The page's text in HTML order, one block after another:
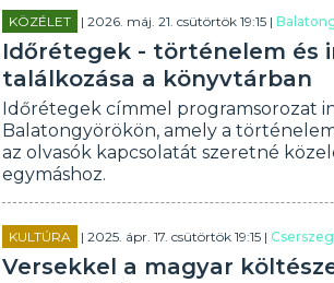
KÖZÉLET | 2026. máj. 21. csütörtök 19:15 |
Időrétegek - történelem és
találkozása a könyvtárban
Időrétegek címmel programsorozat
Balatongyörökön, amely a
az olvasók kapcsolatát szeretné
egymáshoz.
KULTÚRA | 2025. ápr. 17. csütörtök 19:15 |
Versekkel a magyar